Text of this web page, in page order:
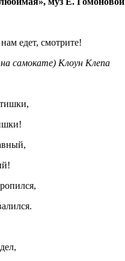
едет, смотрите!
самокате) Клоун Клепа